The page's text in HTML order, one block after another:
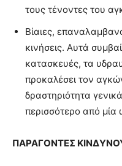
τους τένοντες του
Βίαιες,
κινήσεις. Αυτά
κατασκευές, τα
προκαλέσει τον
δραστηριότητα
περισσότερο από
ΠΑΡΑΓΟΝΤΕΣ